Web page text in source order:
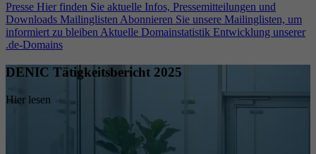
Presse Hier finden Sie aktuelle Infos, Pressemitteilungen und
Downloads Mailinglisten Abonnieren Sie unsere Mailinglisten, um
informiert zu bleiben Aktuelle Domainstatistik Entwicklung unserer
.de-Domains
DENIC Tätigkeitsbericht 2025
Hier lesen